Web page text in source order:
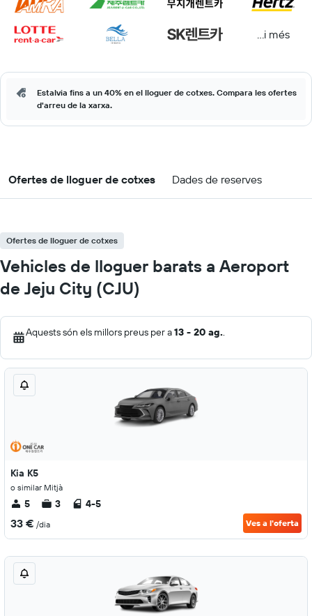
...i més
Estalvia fins a un 40% en el lloguer de cotxes. Compara les ofertes
d'arreu de la xarxa.
Ofertes de lloguer de cotxes Dades de reserves
Ofertes de lloguer de cotxes
Vehicles de lloguer barats a Aeroport
de Jeju City (CJU)
Aquests són els millors preus per a13 - 20 ag..
Kia K5
o similar Mitjà
5 3 4-5
33 € /dia Ves a l'oferta